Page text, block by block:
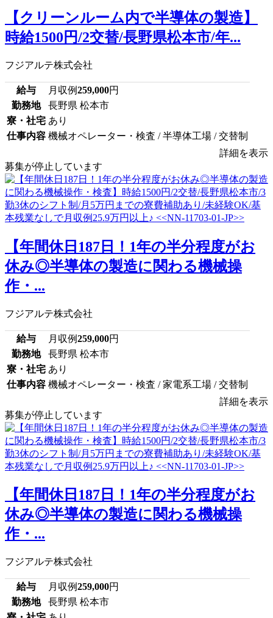
【クリーンルーム内で半導体の製造】
時給1500円/2交替/長野県松本市/年...
フジアルテ株式会社
給与 月収例259,000円
勤務地
長野県 松本市
寮・社宅 あり
仕事内容 機械オペレーター・検査 / 半導体工場 / 交替制
詳細を表示
募集が停止しています
【年間休日187日！1年の半分程度がお
休み◎半導体の製造に関わる機械操
作・...
フジアルテ株式会社
給与 月収例259,000円
勤務地
長野県 松本市
寮・社宅 あり
仕事内容 機械オペレーター・検査 / 家電系工場 / 交替制
詳細を表示
募集が停止しています
【年間休日187日！1年の半分程度がお
休み◎半導体の製造に関わる機械操
作・...
フジアルテ株式会社
給与 月収例259,000円
勤務地
長野県 松本市